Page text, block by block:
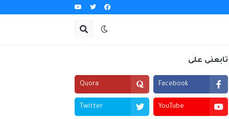
تابعنى على
Facebook
Quora
YouTube
Twitter